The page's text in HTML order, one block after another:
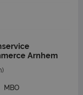
Arnhem
MBO